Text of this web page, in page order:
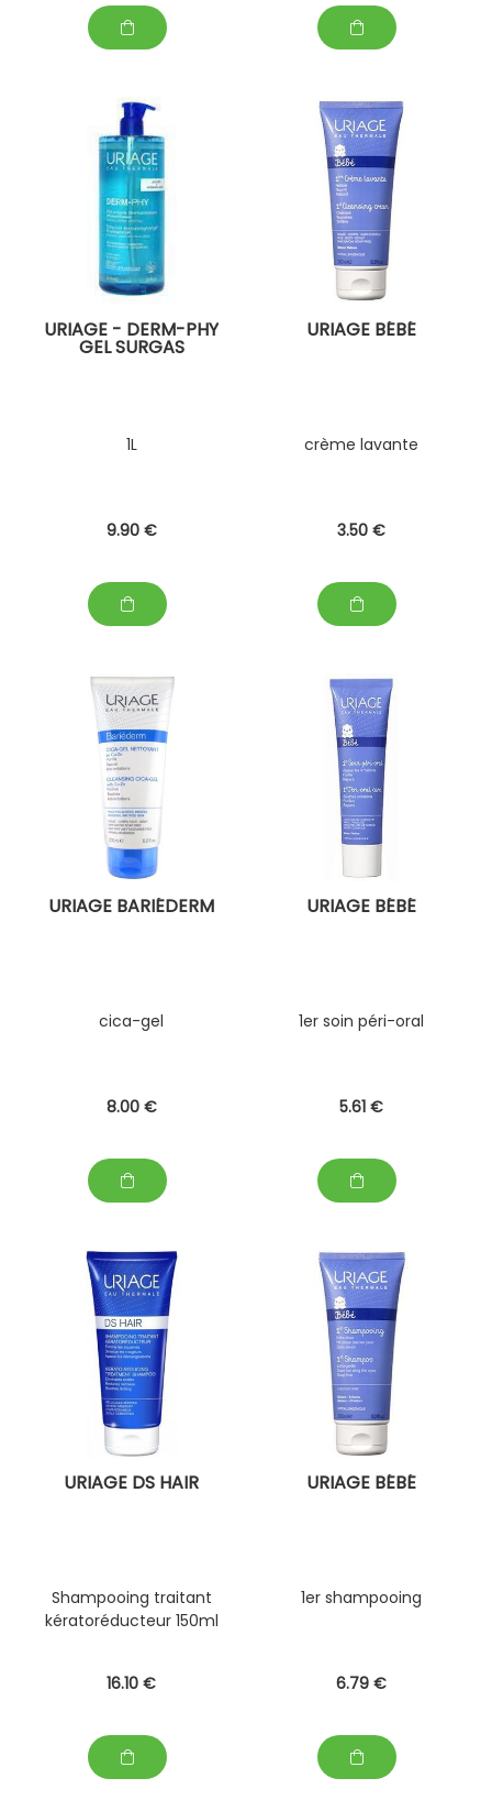
URIAGE - DERM-PHY
GEL SURGAS
1L
9.90 €
URIAGE BÉBÉ
crème lavante
3.50 €
URIAGE BARIÉDERM
cica-gel
8.00 €
URIAGE BÉBÉ
1er soin péri-oral
5.61 €
URIAGE DS HAIR
Shampooing traitant
kératoréducteur 150ml
16.10 €
URIAGE BÉBÉ
1er shampooing
6.79 €